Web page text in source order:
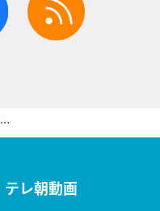
44歳独身、ガクテンソク奥田が恋人から言われた“別れの言葉” その中の1文字が「絶妙！」
テレ朝動画